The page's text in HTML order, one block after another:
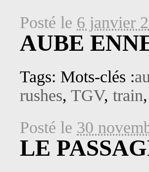
Posté le 6 janvier
AUBE
Tags: Mots-clés :
rushes, TGV, train,
Posté le 30
LE